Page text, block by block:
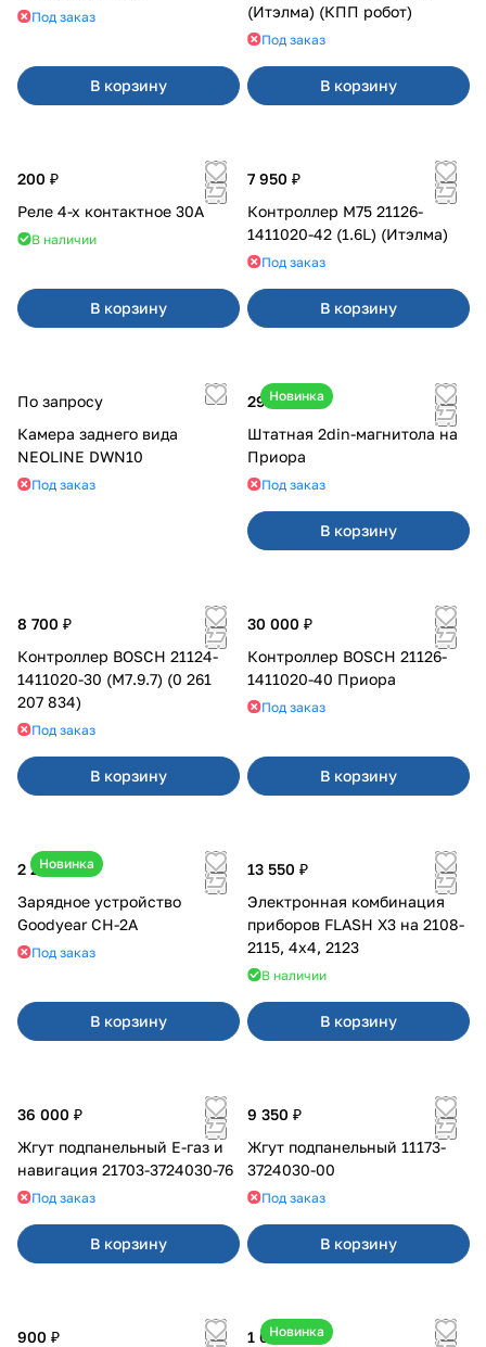
Под заказ
В корзину
(Итэлма) (КПП робот)
Под заказ
В корзину
200 ₽
Реле 4-х контактное 30А
В наличии
В корзину
7 950 ₽
Контроллер М75 21126-
1411020-42 (1.6L) (Итэлма)
Под заказ
В корзину
По запросу
Камера заднего вида
NEOLINE DWN10
Под заказ
Новинка
29 000 ₽
Штатная 2din-магнитола на
Приора
Под заказ
В корзину
8 700 ₽
Контроллер BOSCH 21124-
1411020-30 (M7.9.7) (0 261
207 834)
Под заказ
В корзину
30 000 ₽
Контроллер BOSCH 21126-
1411020-40 Приора
Под заказ
В корзину
Новинка
2 200 ₽
Зарядное устройство
Goodyear CH-2A
Под заказ
В корзину
13 550 ₽
Электронная комбинация
приборов FLASH X3 на 2108-
2115, 4х4, 2123
В наличии
В корзину
36 000 ₽
Жгут подпанельный Е-газ и
навигация 21703-3724030-76
Под заказ
В корзину
9 350 ₽
Жгут подпанельный 11173-
3724030-00
Под заказ
В корзину
900 ₽
Новинка
1 600 ₽